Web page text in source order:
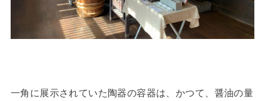
一角に展示されていた陶器の容器は、かつて、醤油の量